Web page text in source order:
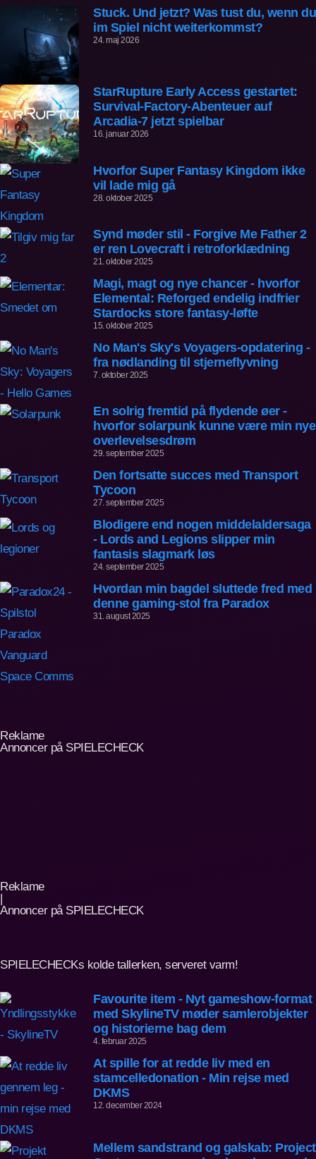
Stuck. Und jetzt? Was tust du, wenn du
im Spiel nicht weiterkommst?
24. maj 2026
StarRupture Early Access gestartet:
Survival-Factory-Abenteuer auf
Arcadia-7 jetzt spielbar
16. januar 2026
Hvorfor Super Fantasy Kingdom ikke
vil lade mig gå
28. oktober 2025
Synd møder stil - Forgive Me Father 2
er ren Lovecraft i retroforklædning
21. oktober 2025
Magi, magt og nye chancer - hvorfor
Elemental: Reforged endelig indfrier
Stardocks store fantasy-løfte
15. oktober 2025
No Man's Sky's Voyagers-opdatering -
fra nødlanding til stjerneflyvning
7. oktober 2025
En solrig fremtid på flydende øer -
hvorfor solarpunk kunne være min nye
overlevelsesdrøm
29. september 2025
Den fortsatte succes med Transport
Tycoon
27. september 2025
Blodigere end nogen middelaldersaga
- Lords and Legions slipper min
fantasis slagmark løs
24. september 2025
Hvordan min bagdel sluttede fred med
denne gaming-stol fra Paradox
31. august 2025
Reklame
Annoncer på SPIELECHECK
Reklame
|
Annoncer på SPIELECHECK
SPIELECHECKs kolde tallerken, serveret varm!
Favourite item - Nyt gameshow-format
med SkylineTV møder samlerobjekter
og historierne bag dem
4. februar 2025
At spille for at redde liv med en
stamcelledonation - Min rejse med
DKMS
12. december 2024
Mellem sandstrand og galskab: Project